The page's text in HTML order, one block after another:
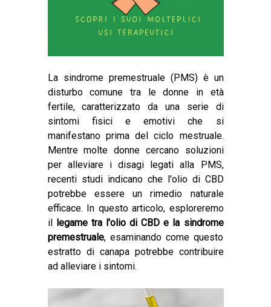
La sindrome premestruale (PMS) è un
disturbo comune tra le donne in età
fertile, caratterizzato da una serie di
sintomi fisici e emotivi che si
manifestano prima del ciclo mestruale.
Mentre molte donne cercano soluzioni
per alleviare i disagi legati alla PMS,
recenti studi indicano che l'olio di CBD
potrebbe essere un rimedio naturale
efficace. In questo articolo, esploreremo
il legame tra l'olio di CBD e la sindrome
premestruale, esaminando come questo
estratto di canapa potrebbe contribuire
ad alleviare i sintomi.